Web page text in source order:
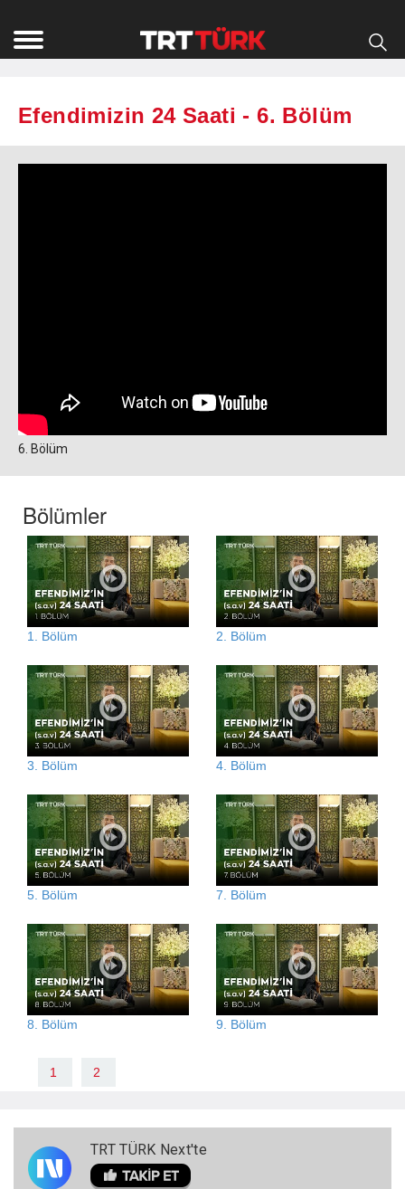
Efendimizin 24 Saati - 6. Bölüm
6. Bölüm
Bölümler
1. Bölüm 2. Bölüm
3. Bölüm 4. Bölüm
5. Bölüm 7. Bölüm
8. Bölüm 9. Bölüm
1 2
TRT TÜRK Next'te